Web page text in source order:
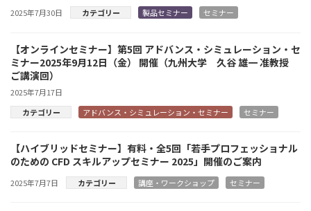
2025年7月30日 カテゴリー 製品セミナー セミナー
【オンラインセミナー】第5回 アドバンス・シミュレーション・セ
ミナー2025年9月12日（金） 開催（九州大学 久谷 雄一 准教授
ご講演回）
2025年7月17日
カテゴリー
アドバンス・シミュレーション・セミナー セミナー
【ハイブリッドセミナー】有料・全5回「若手プロフェッショナル
のための CFD スキルアップセミナー 2025」開催のご案内
2025年7月7日 カテゴリー 講座・ワークショップ セミナー